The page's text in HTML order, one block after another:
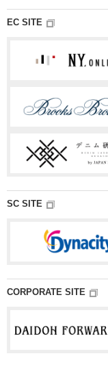
EC SITE
SC SITE
CORPORATE SITE